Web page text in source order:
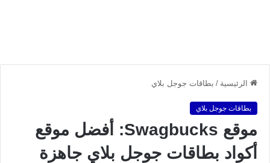
الرئيسية / بطاقات جوجل بلاي
بطاقات جوجل بلاي
موقع Swagbucks: أفضل موقع
أكواد بطاقات جوجل بلاي جاهزة